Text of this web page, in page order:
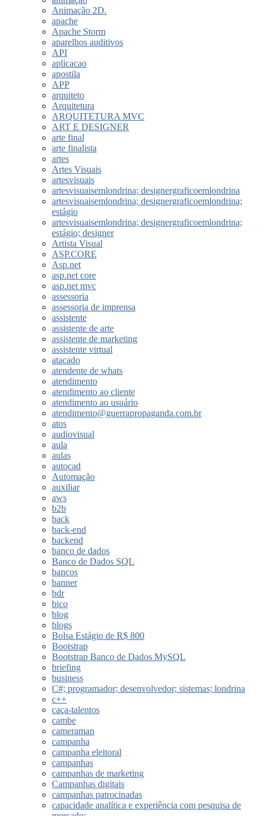
Animação 2D.
apache
Apache Storm
aparelhos auditivos
API
aplicacao
apostila
APP
arquiteto
Arquitetura
ARQUITETURA MVC
ART E DESIGNER
arte final
arte finalista
artes
Artes Visuais
artesvisuais
artesvisuaisemlondrina; designergraficoemlondrina
artesvisuaisemlondrina; designergraficoemlondrina;
estágio
artesvisuaisemlondrina; designergraficoemlondrina;
estágio; designer
Artista Visual
ASP.CORE
Asp.net
asp.net core
asp.net mvc
assessoria
assessoria de imprensa
assistente
assistente de arte
assistente de marketing
assistente virtual
atacado
atendente de whats
atendimento
atendimento ao cliente
atendimento ao usuário
atendimento@guerrapropaganda.com.br
atos
audiovisual
aula
aulas
autocad
Automação
auxiliar
aws
b2b
back
back-end
backend
banco de dados
Banco de Dados SQL
bancos
banner
bdr
bico
blog
blogs
Bolsa Estágio de R$ 800
Bootstrap
Bootstrap Banco de Dados MySQL
briefing
business
C#; programador; desenvolvedor; sistemas; londrina
c++
caça-talentos
cambe
cameraman
campanha
campanha eleitoral
campanhas
campanhas de marketing
Campanhas digitais
campanhas patrocinadas
capacidade analítica e experiência com pesquisa de